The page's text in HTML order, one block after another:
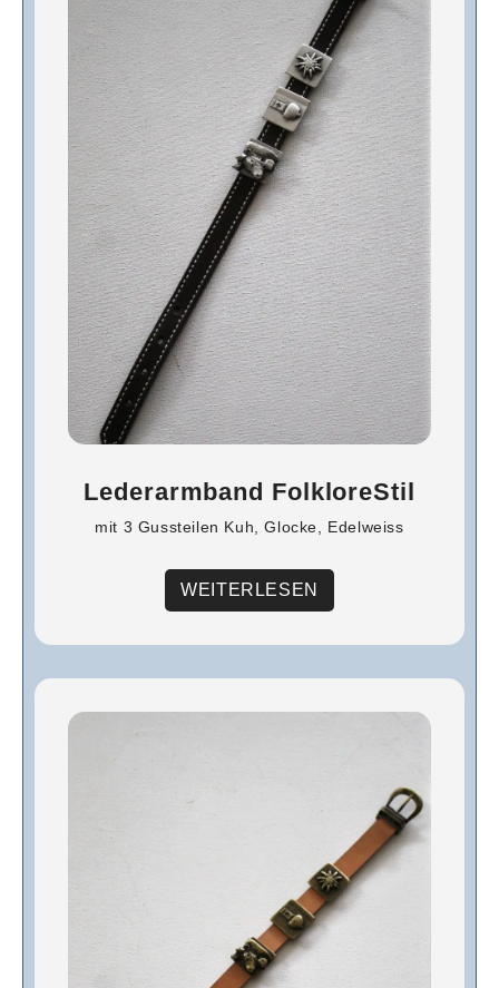
Lederarmband FolkloreStil
mit 3 Gussteilen Kuh, Glocke, Edelweiss
WEITERLESEN